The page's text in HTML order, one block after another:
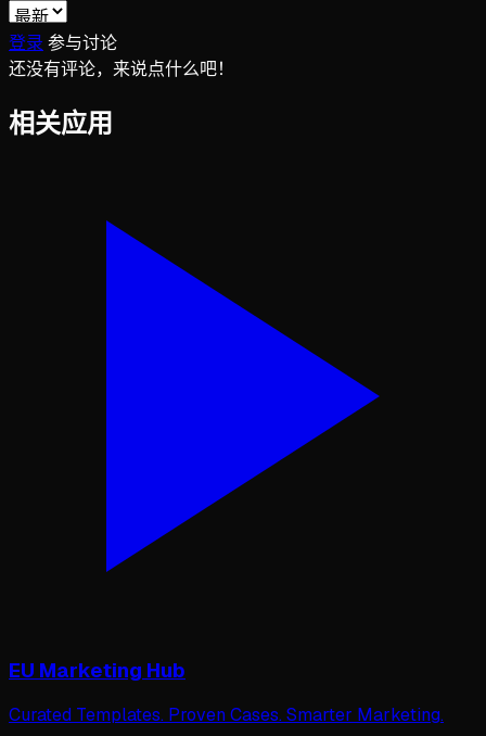
登录 参与讨论
还没有评论，来说点什么吧！
相关应用
EU Marketing Hub
Curated Templates. Proven Cases. Smarter Marketing.